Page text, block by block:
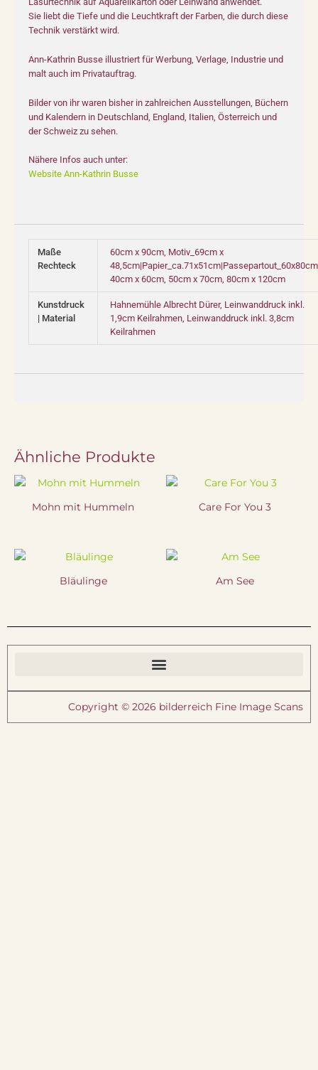
Sie liebt die Tiefe und die Leuchtkraft der Farben, die durch diese
Technik verstärkt wird.
Ann-Kathrin Busse illustriert für Werbung, Verlage, Industrie und
malt auch im Privatauftrag.
Bilder von ihr waren bisher in zahlreichen Ausstellungen, Büchern
und Kalendern in Deutschland, England, Italien, Österreich und
der Schweiz zu sehen.
Nähere Infos auch unter:
Website Ann-Kathrin Busse
Maße
Rechteck
60cm x 90cm, Motiv_69cm x
40cm x 60cm, 50cm x 70cm, 80cm x 120cm
Kunstdruck
| Material
Hahnemühle Albrecht Dürer, Leinwanddruck inkl.
1,9cm Keilrahmen, Leinwanddruck inkl. 3,8cm
Keilrahmen
Ähnliche Produkte
Mohn mit Hummeln Care For You 3
Bläulinge Am See
Copyright © 2026 bilderreich Fine Image Scans